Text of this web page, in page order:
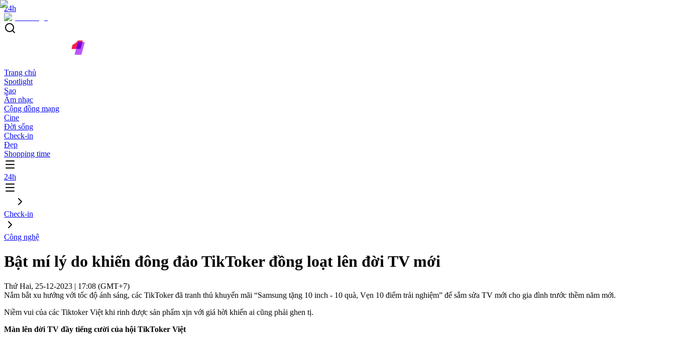
24h
Trang chủ
Spotlight
Sao
Âm nhạc
Cộng đồng mạng
Cine
Đời sống
Check-in
Đẹp
Shopping time
24h
Check-in
Công nghệ
Bật mí lý do khiến đông đảo TikToker đồng loạt lên đời TV mới
Thứ Hai, 25-12-2023 | 17:08 (GMT+7)
Nắm bắt xu hướng với tốc độ ánh sáng, các TikToker đã tranh thủ khuyến mãi “Samsung tặng 10 inch - 10 quà, Vẹn 10 điểm trải nghiệm” để sắm sửa TV mới cho gia đình trước thềm năm mới.
Niềm vui của các Tiktoker Việt khi rinh được sản phẩm xịn với giá hời khiến ai cũng phải ghen tị.
Màn lên đời TV đầy tiếng cười của hội TikToker Việt